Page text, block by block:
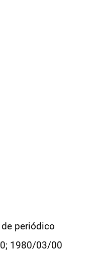
periódico
1980/03/00